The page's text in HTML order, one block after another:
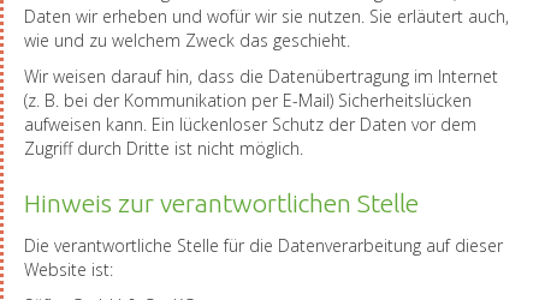
Daten wir erheben und wofür wir sie nutzen. Sie erläutert auch,
wie und zu welchem Zweck das geschieht.
Wir weisen darauf hin, dass die Datenübertragung im Internet
(z. B. bei der Kommunikation per E-Mail) Sicherheitslücken
aufweisen kann. Ein lückenloser Schutz der Daten vor dem
Zugriff durch Dritte ist nicht möglich.
Hinweis zur verantwortlichen Stelle
Die verantwortliche Stelle für die Datenverarbeitung auf dieser
Website ist: